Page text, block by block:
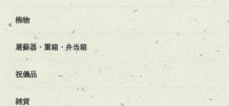
椀物
屠蘇器・重箱・弁当箱
祝儀品
雑貨